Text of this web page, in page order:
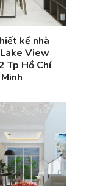
kế nhà
View
Tp Hồ Chí
Minh